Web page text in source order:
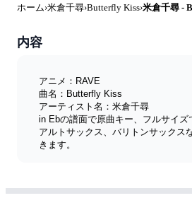
ホーム›米倉千尋›Butterfly Kiss›
内容
アニメ：RAVE
曲名：Butterfly Kiss
アーティスト名：米倉千尋
in Ebの譜面で原曲キー、フルサイズ
アルトサックス、バリトンサックス
きます。